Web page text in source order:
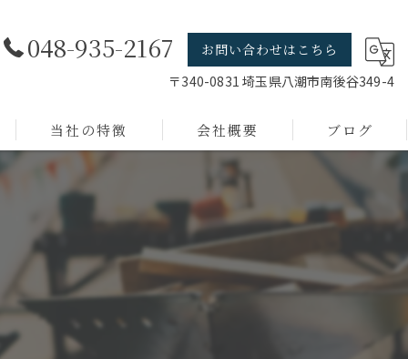
048-935-2167
お問い合わせはこちら
〒340-0831 埼玉県八潮市南後谷349-4
当社の特徴
線材加工
店舗什器
小ロット
デザイン
会社概要 ブログ